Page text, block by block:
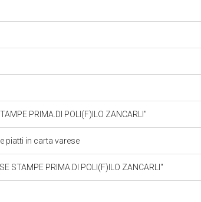
PRIMA.DI POLI(F)ILO ZANCARLI"
piatti in carta varese
STAMPE PRIMA.DI POLI(F)ILO ZANCARLI"